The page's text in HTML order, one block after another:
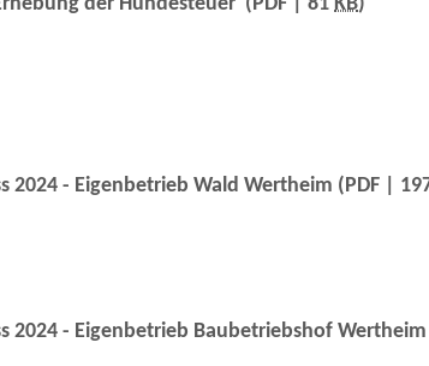
2024 - Eigenbetrieb Wald Wertheim (PDF |
2024 - Eigenbetrieb Baubetriebshof Wertheim